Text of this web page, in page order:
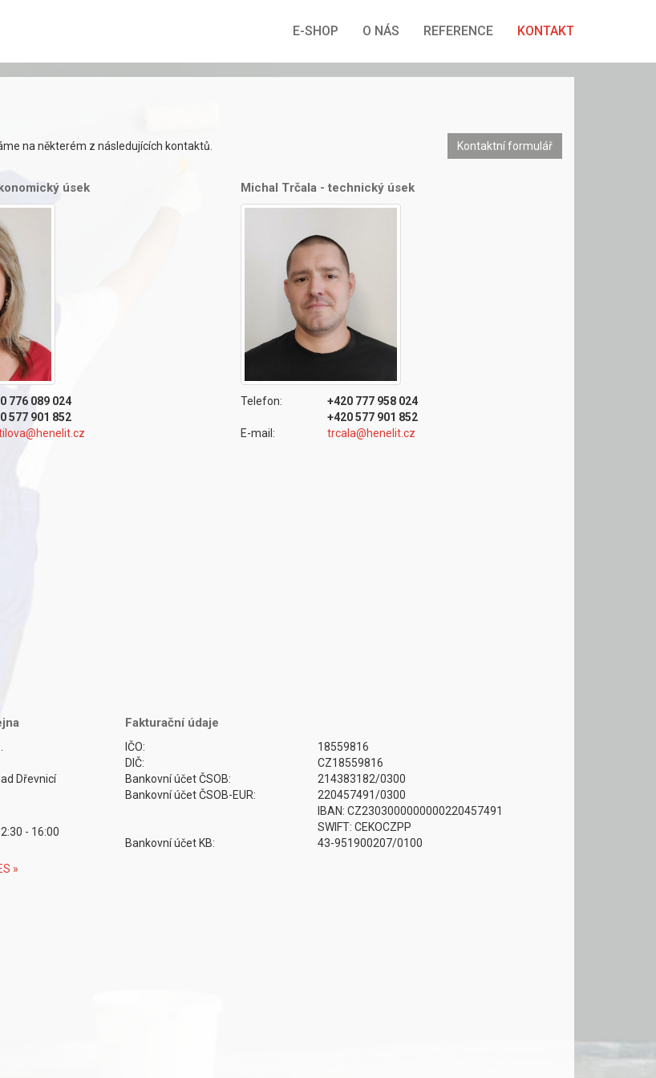
E-SHOP O NÁS REFERENCE KONTAKT
na některém z následujících kontaktů. Kontaktní formulář
úsek
776 089 024
577 901 852
Michal Trčala - technický úsek
Telefon:
+420 777 958 024
+420 577 901 852
E-mail:
trcala@henelit.cz
Dřevnicí
- 16:00
Fakturační údaje
IČO:
18559816
DIČ:
CZ18559816
Bankovní účet ČSOB:
214383182/0300
Bankovní účet ČSOB-EUR:
220457491/0300
IBAN: CZ2303000000000220457491
SWIFT: CEKOCZPP
Bankovní účet KB:
43-951900207/0100
»